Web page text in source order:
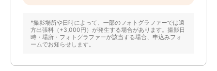
*撮影場所や日時によって、一部のフォトグラファーでは遠
方出張料（+3,000円）が発生する場合があります。撮影日
時・場所・フォトグラファーが該当する場合、申込みフォ
ームでお知らせします。